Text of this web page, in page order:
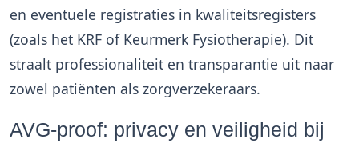
en eventuele registraties in kwaliteitsregisters
(zoals het KRF of Keurmerk Fysiotherapie). Dit
straalt professionaliteit en transparantie uit naar
zowel patiënten als zorgverzekeraars.
AVG-proof: privacy en veiligheid bij